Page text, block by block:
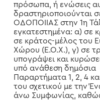
πρόσωπα, ή ενώσεις
δραστηριοποιούνται
ΟΔΟΠΟΙΙΑΣ στην 1η
εγκατεστημένα: α) σε
σε κράτος-μέλος του
Χώρου (Ε.Ο.Χ.), γ) σε
υπογράψει και
υπό ανάθεση δημόσια
Παραρτήματα 1, 2, 4
του σχετικού με την
άνω Συμφωνίας,